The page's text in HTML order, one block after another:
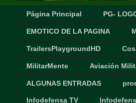
Página Principal PG-
EMOTICO DE LA PAGINA
TrailersPlaygroundHD
MilitarMente Aviación
ALGUNAS ENTRADAS
Infodefensa TV